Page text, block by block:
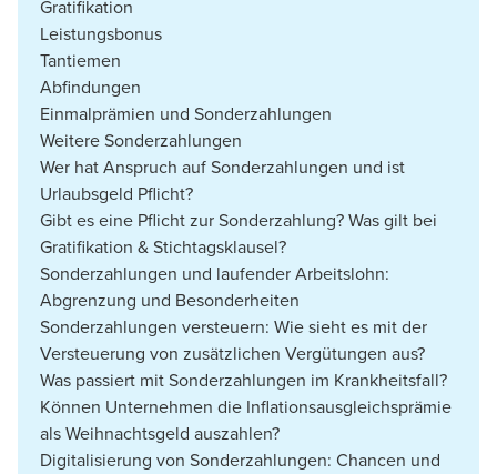
Gratifikation
Leistungsbonus
Tantiemen
Abfindungen
Einmalprämien und Sonderzahlungen
Weitere Sonderzahlungen
Wer hat Anspruch auf Sonderzahlungen und ist
Urlaubsgeld Pflicht?
Gibt es eine Pflicht zur Sonderzahlung? Was gilt bei
Gratifikation & Stichtagsklausel?
Sonderzahlungen und laufender Arbeitslohn:
Abgrenzung und Besonderheiten
Sonderzahlungen versteuern: Wie sieht es mit der
Versteuerung von zusätzlichen Vergütungen aus?
Was passiert mit Sonderzahlungen im Krankheitsfall?
Können Unternehmen die Inflationsausgleichsprämie
als Weihnachtsgeld auszahlen?
Digitalisierung von Sonderzahlungen: Chancen und